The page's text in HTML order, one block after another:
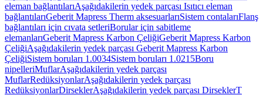
eleman bağlantılarıAşağıdakilerin yedek parçası Isıtıcı eleman
bağlantılarıGeberit Mapress Therm aksesuarlarıSistem contalarıFlanş
bağlantıları için cıvata setleriBorular için sabitleme
elemanlarıGeberit Mapress Karbon ÇeliğiGeberit Mapress Karbon
ÇeliğiAşağıdakilerin yedek parçası Geberit Mapress Karbon
ÇeliğiSistem boruları 1.0034Sistem boruları 1.0215Boru
nipelleriMuflarAşağıdakilerin yedek parçası
MuflarRedüksiyonlarAşağıdakilerin yedek parçası
RedüksiyonlarDirseklerAşağıdakilerin yedek parçası DirseklerT